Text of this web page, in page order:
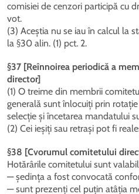
comisiei de cenzori participă cu
vot.
(3) Aceștia nu se iau în calcul la
la §30 alin. (1) pct. 2.
§37 [Reînnoirea periodică a
director]
(1) O treime din membrii
generală sunt înlocuiți prin
selecție și încetarea mandatului
(2) Cei ieșiți sau retrași pot fi
§38 [Cvorumul comitetului
Hotărârile comitetului sunt
— ședința a fost convocată
— sunt prezenți cel puțin atâția